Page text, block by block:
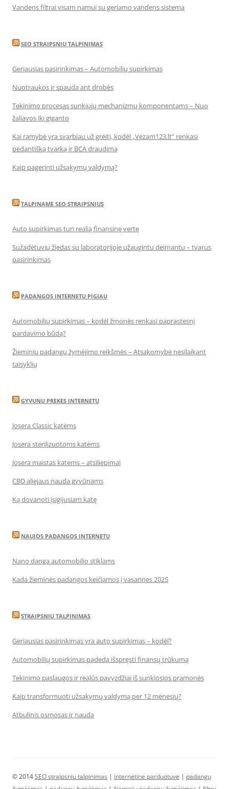
Vandens filtrai visam namui su geriamo vandens sistema
SEO STRAIPSNIU TALPINIMAS
Geriausias pasirinkimas – Automobilių supirkimas
Nuotraukos ir spauda ant drobės
Tekinimo procesas sunkiųjų mechanizmų komponentams – Nuo
žaliavos iki giganto
Kai ramybė yra svarbiau už greitį, kodėl „Vezam123.lt“ renkasi
pedantišką tvarką ir BCA draudimą
Kaip pagerinti užsakymų valdymą?
TALPINAME SEO STRAIPSNIUS
Auto supirkimas turi realią finansinę vertę
Sužadėtuvių žiedas su laboratorijoje užaugintu deimantu – tvarus
pasirinkimas
PADANGOS INTERNETU PIGIAU
Automobilių supirkimas – kodėl žmonės renkasi paprastesnį
pardavimo būdą?
Žieminių padangų žymėjimo reikšmės – Atsakomybė nesilaikant
taisyklių
GYVUNU PREKES INTERNETU
Josera Classic katėms
Josera sterilizuotoms katėms
Josera maistas katėms – atsiliepimai
CBD aliejaus nauda gyvūnams
Ką dovanoti įsigijusiam katę
NAUJOS PADANGOS INTERNETU
Nano danga automobilio stiklams
Kada žieminės padangos keičiamos į vasarines 2025
STRAIPSNIU TALPINIMAS
Geriausias pasirinkimas yra auto supirkimas – kodėl?
Automobilių supirkimas padeda išspręsti finansų trūkumą
Tekinimo paslaugos ir realūs pavyzdžiai iš sunkiosios pramonės
Kaip transformuoti užsakymų valdymą per 12 mėnesių?
Atbulinis osmosas ir nauda
© 2014SEO straipsniu talpinimas | internetine parduotuve | padangų